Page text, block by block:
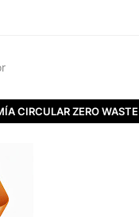
CIRCULAR ZERO WASTE